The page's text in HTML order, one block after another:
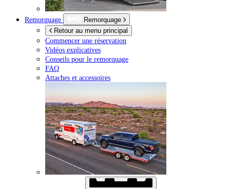
Remorquage
Remorquage
Retour au menu principal
Commencer une réservation
Vidéos explicatives
Conseils pour le remorquage
FAQ
Attaches et accessoires